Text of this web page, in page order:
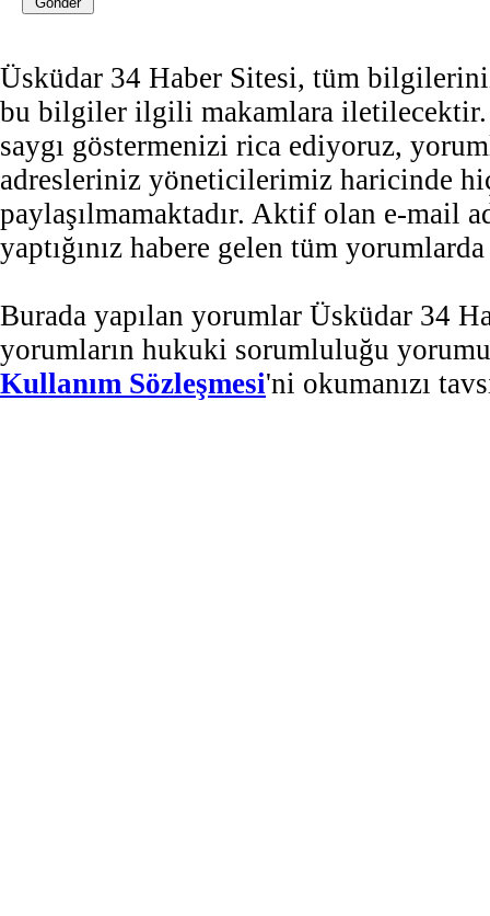
Üsküdar 34 Haber Sitesi, tüm
bu bilgiler ilgili makamlara iletilecektir.
saygı göstermenizi rica ediyoruz,
adresleriniz yöneticilerimiz haricinde
paylaşılmamaktadır. Aktif olan e-mail
yaptığınız habere gelen tüm
Burada yapılan yorumlar Üsküdar 34
yorumların hukuki sorumluluğu
Kullanım Sözleşmesi'ni okumanızı